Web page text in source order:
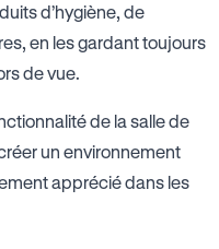
d’hygiène, de
en les gardant toujours
de vue.
de la salle de
un environnement
apprécié dans les